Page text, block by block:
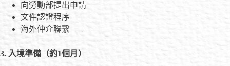
向勞動部提出申請
文件認證程序
海外仲介聯繫
3. 入境準備（約1個月）